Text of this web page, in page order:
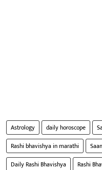
Astrology daily horoscope
Rashi bhavishya in marathi
Daily Rashi Bhavishya
Rashi